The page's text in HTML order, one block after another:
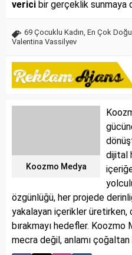
verici bir gerçeklik sunmaya
69 Çocuklu Kadın En Çok
Valentina Vassilyev
Koozmo Medya
dijital
özgünlüğü, her projede
yakalayan içerikler üretirken,
bırakmayı hedefler. Koozmo
mecra değil, anlamı çoğaltan